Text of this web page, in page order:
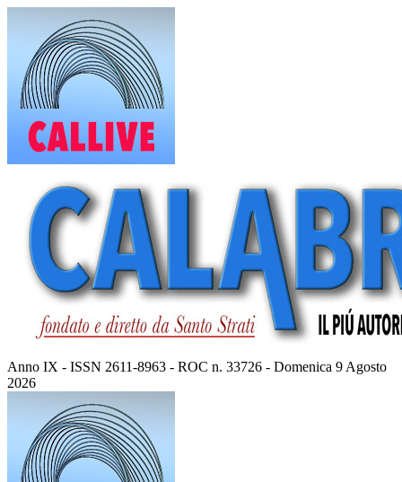
contenuto
Anno IX - ISSN 2611-8963 - ROC n. 33726 - Domenica 9 Agosto
2026